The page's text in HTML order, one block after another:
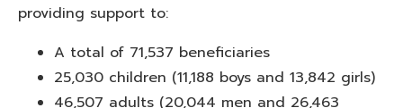
providing support to:
A total of 71,537 beneficiaries
25,030 children (11,188 boys and 13,842 girls)
46,507 adults (20,044 men and 26,463